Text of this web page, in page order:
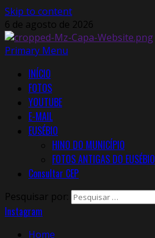
Skip to content
6 de agosto de 2026
Primary Menu
INÍCIO
FOTOS
YOUTUBE
E-MAIL
EUSÉBIO
HINO DO MUNICÍPIO
FOTOS ANTIGAS DO EUSÉBIO
Consultar CEP
Pesquisar por:
Instagram
Home